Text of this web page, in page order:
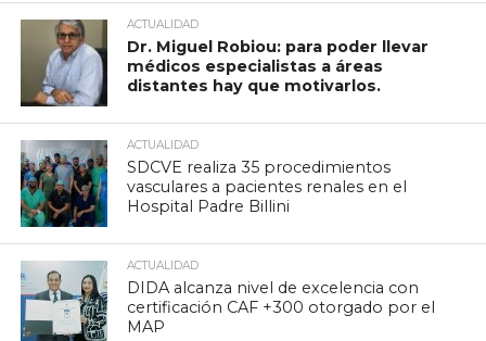
ACTUALIDAD
Dr. Miguel Robiou: para poder llevar
médicos especialistas a áreas
distantes hay que motivarlos.
ACTUALIDAD
SDCVE realiza 35 procedimientos
vasculares a pacientes renales en el
Hospital Padre Billini
ACTUALIDAD
DIDA alcanza nivel de excelencia con
certificación CAF +300 otorgado por el
MAP